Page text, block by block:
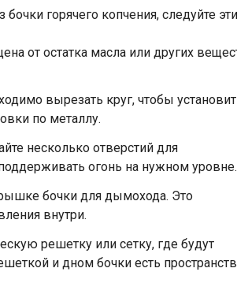
горячего копчения, следуйте
от остатка масла или других
вырезать круг, чтобы
по металлу.
несколько отверстий для
огонь на нужном уровне.
бочки для дымохода. Это
внутри.
решетку или сетку, где будут
и дном бочки есть